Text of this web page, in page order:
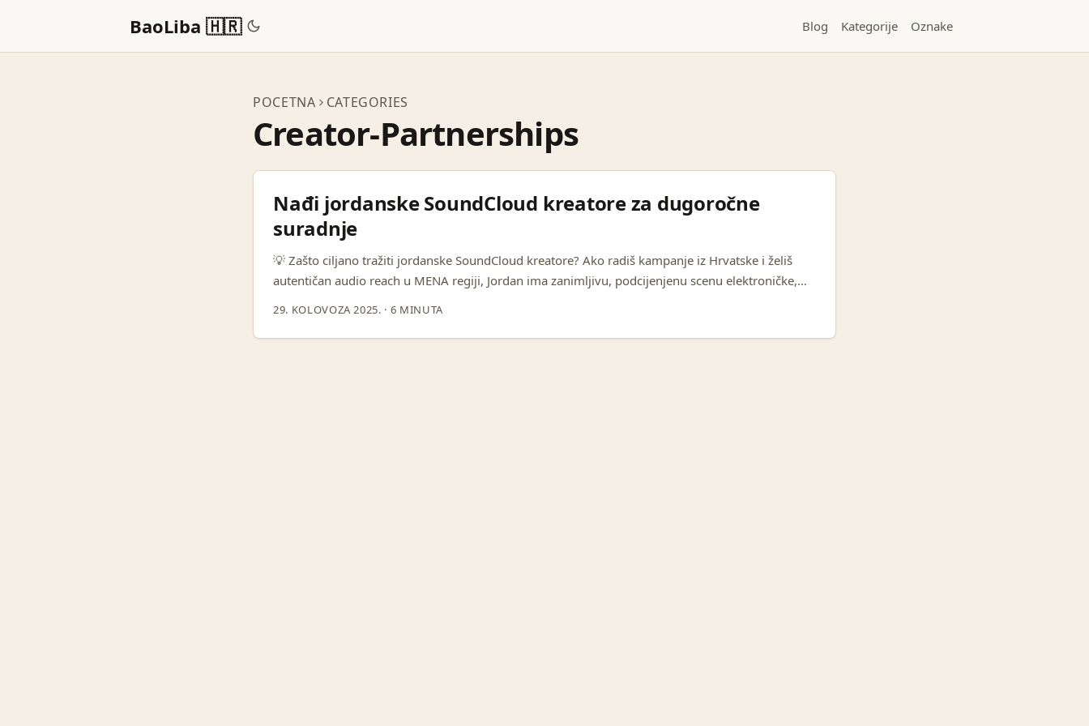
BaoLiba 🇭🇷 Blog Kategorije Oznake
POCETNA CATEGORIES
Creator-Partnerships
Nađi jordanske SoundCloud kreatore za dugoročne
suradnje
💡 Zašto ciljano tražiti jordanske SoundCloud kreatore? Ako radiš kampanje iz Hrvatske i želiš
autentičan audio reach u MENA regiji, Jordan ima zanimljivu, podcijenjenu scenu elektroničke,
značajan doseg, ali još uvijek agilni, prilagodljivi i voljni na ekskluzivne, dugoročne aranžmane. ...
29. KOLOVOZA 2025. · 6 MINUTA